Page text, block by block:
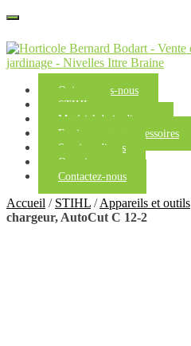
Qui sommes-nous
STIHL
Matériel de jardinage
Equipements et accessoires
Services divers
Occasions
Contactez-nous
Accueil / STIHL /Appareils et outils
chargeur, AutoCut C 12-2